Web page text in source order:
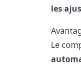
les
Le